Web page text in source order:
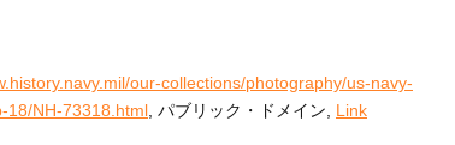
our-collections/photography/us-navy-
18/NH-73318.html , パブリック・ドメイン, Link